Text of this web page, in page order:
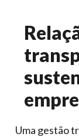
Uma gestão